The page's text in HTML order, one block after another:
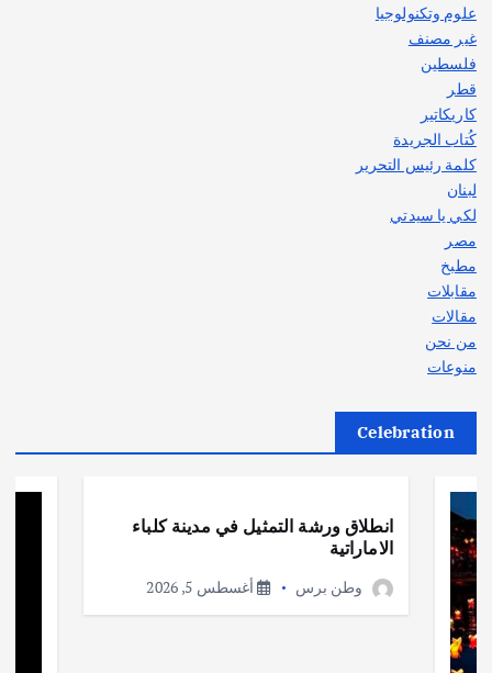
علوم وتكنولوجيا
غير مصنف
فلسطين
قطر
كاريكاتير
كُتاب الجريدة
كلمة رئيس التحرير
لبنان
لكي يا سيدتي
مصر
مطبخ
مقابلات
مقالات
من نحن
منوعات
Celebration
انطلاق ورشة التمثيل في مدينة كلباء
الاماراتية
وطن برس أغسطس 5, 2026